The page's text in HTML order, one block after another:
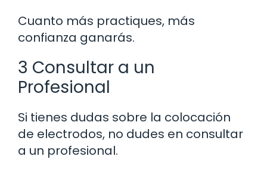
Cuanto más practiques, más
confianza ganarás.
3 Consultar a un
Profesional
Si tienes dudas sobre la colocación
de electrodos, no dudes en consultar
a un profesional.